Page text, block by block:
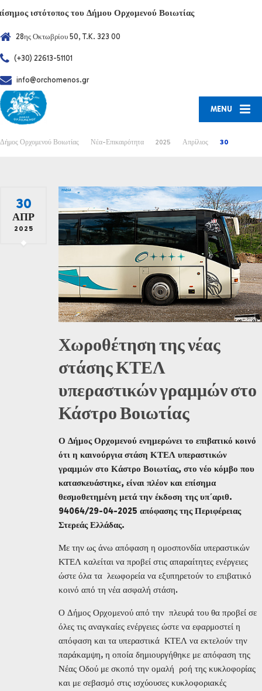
ιστότοπος του Δήμου Ορχομενού Βοιωτίας
28ης Οκτωβρίου 50, T.K. 323 00
(+30) 22613-51101
info@orchomenos.gr
MENU
Δήμος Ορχομενού Βοιωτίας Νέα-Επικαιρότητα 2025 Απρίλιος 30
30
ΑΠΡ
2025
Χωροθέτηση της νέας
στάσης ΚΤΕΛ
υπεραστικών γραμμών στο
Κάστρο Βοιωτίας
Ο Δήμος Ορχομενού ενημερώνει το επιβατικό κοινό
ότι η καινούργια στάση ΚΤΕΛ υπεραστικών
γραμμών στο Κάστρο Βοιωτίας, στο νέο κόμβο που
κατασκευάστηκε, είναι πλέον και επίσημα
θεσμοθετημένη μετά την έκδοση της υπ΄αριθ.
94064/29-04-2025 απόφασης της Περιφέρειας
Στερεάς Ελλάδας.
Με την ως άνω απόφαση η ομοσπονδία υπεραστικών
ΚΤΕΛ καλείται να προβεί στις απαραίτητες ενέργειες
ώστε όλα τα λεωφορεία να εξυπηρετούν το επιβατικό
κοινό από τη νέα ασφαλή στάση.
Ο Δήμος Ορχομενού από την πλευρά του θα προβεί σε
όλες τις αναγκαίες ενέργειες ώστε να εφαρμοστεί η
απόφαση και τα υπεραστικά ΚΤΕΛ να εκτελούν την
παράκαμψη, η οποία δημιουργήθηκε με απόφαση της
Νέας Οδού με σκοπό την ομαλή ροή της κυκλοφορίας
και με σεβασμό στις ισχύουσες κυκλοφοριακές